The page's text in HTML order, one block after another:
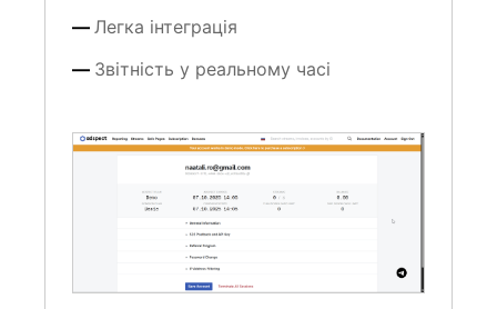
Легка інтеграція
Звітність у реальному часі